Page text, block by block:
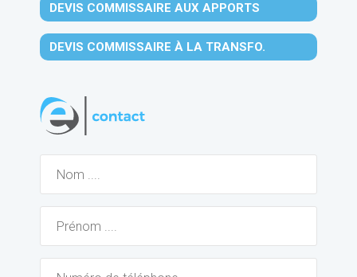
DEVIS COMMISSAIRE AUX APPORTS
DEVIS COMMISSAIRE À LA TRANSFO.